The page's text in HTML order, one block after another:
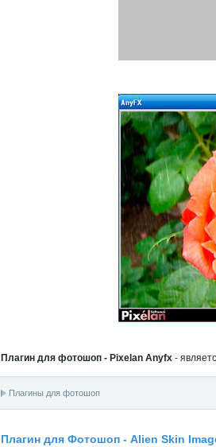
Плагин для фотошоп - Pixelan Anyfx -
Плагины для фотошоп
Плагин для Фотошоп - Alien Skin